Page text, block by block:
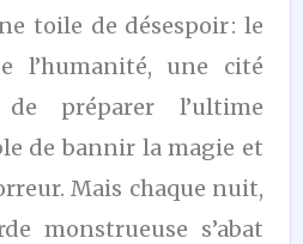
toile de désespoir : le
l’humanité, une cité
préparer l’ultime
de bannir la magie et
Mais chaque nuit,
monstrueuse s’abat